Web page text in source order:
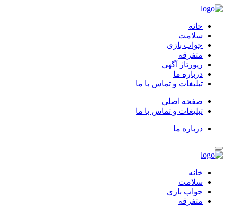
خانه
سلامت
جواب بازی
متفرقه
رپورتاژ آگهی
درباره ما
تبلیغات و تماس با ما
صفحه اصلی
تبلیغات و تماس با ما
درباره ما
خانه
سلامت
جواب بازی
متفرقه